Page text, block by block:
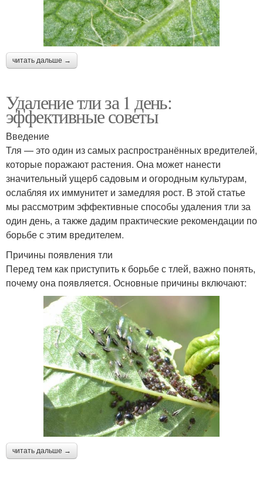
читать дальше →
Удаление тли за 1 день:
эффективные советы
Введение
Тля — это один из самых распространённых вредителей,
которые поражают растения. Она может нанести
значительный ущерб садовым и огородным культурам,
ослабляя их иммунитет и замедляя рост. В этой статье
мы рассмотрим эффективные способы удаления тли за
один день, а также дадим практические рекомендации по
борьбе с этим вредителем.
Причины появления тли
Перед тем как приступить к борьбе с тлей, важно понять,
почему она появляется. Основные причины включают:
читать дальше →